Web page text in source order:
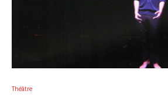
Théâtre